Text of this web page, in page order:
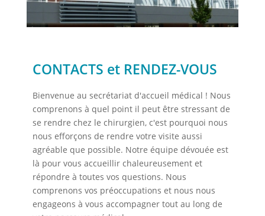
CONTACTS et RENDEZ-VOUS
Bienvenue au secrétariat d'accueil médical ! Nous
comprenons à quel point il peut être stressant de
se rendre chez le chirurgien, c'est pourquoi nous
nous efforçons de rendre votre visite aussi
agréable que possible. Notre équipe dévouée est
là pour vous accueillir chaleureusement et
répondre à toutes vos questions. Nous
comprenons vos préoccupations et nous nous
engageons à vous accompagner tout au long de